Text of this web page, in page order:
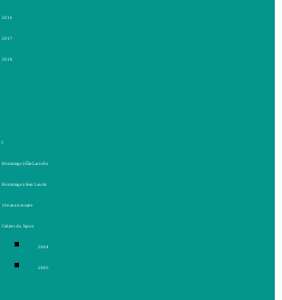
2016
2017
2018
Hommage à Élie Laroche
Hommage à Jean Laurin
10e anniversaire
Cahiers du Japon
2004
2005